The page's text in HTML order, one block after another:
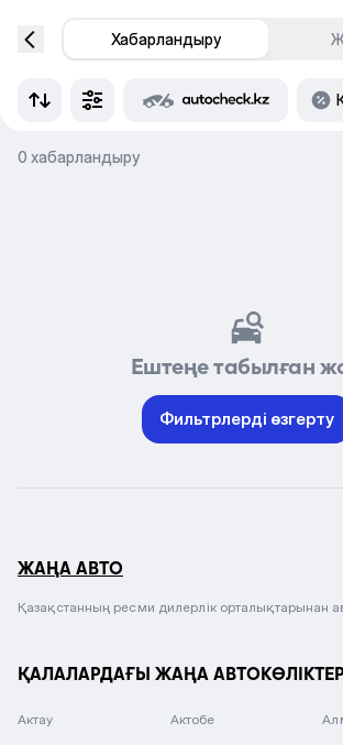
Хабарландыру
0 хабарландыру
Ештеңе табылған
Фильтрлерді өзгерту
ЖАҢА АВТО
Қазақстанның ресми дилерлік орталықтарынан
ҚАЛАЛАРДАҒЫ ЖАҢА АВТОКӨЛІКТЕР
Актау Актобе